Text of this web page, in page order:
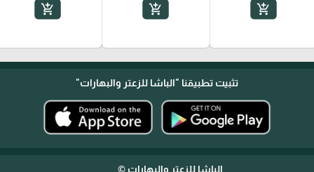
add_shopping_cart
add_shopping_cart
add_shopping_cart
تثبيت تطبيقنا "الباشا للزعتر والبهارات"
الباشا للزعتر والبهارات ©